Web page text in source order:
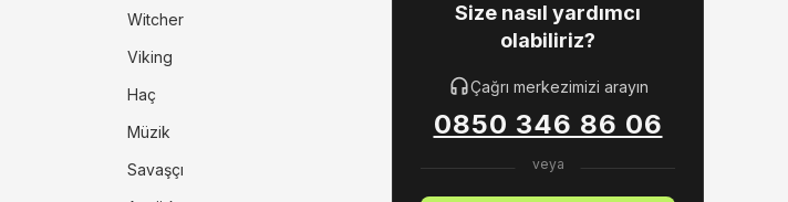
Witcher
Viking
Haç
Müzik
Savaşçı
Size nasıl yardımcı
olabiliriz?
Çağrı merkezimizi arayın
0850 346 86 06